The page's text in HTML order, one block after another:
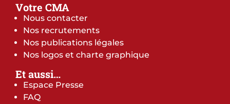
Votre CMA
Nous contacter
Nos recrutements
Nos publications légales
Nos logos et charte graphique
Et aussi…
Espace Presse
FAQ